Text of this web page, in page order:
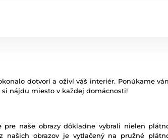
dotvorí a oživí váš interiér. Ponúkame
nájdu miesto v každej domácnosti!
naše obrazy dôkladne vybrali nielen
našich obrazov je vytlačený na pružné